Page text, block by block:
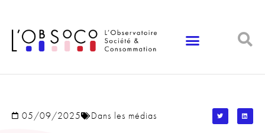
05/09/2025 Dans les médias